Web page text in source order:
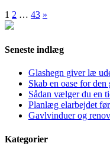
Indlægsinddeling
1 2 … 43 »
Seneste indlæg
Glashegn giver læ
Skab en oase for den
Sådan vælger du en
Planlæg elarbejdet
Gavlvinduer og
Kategorier